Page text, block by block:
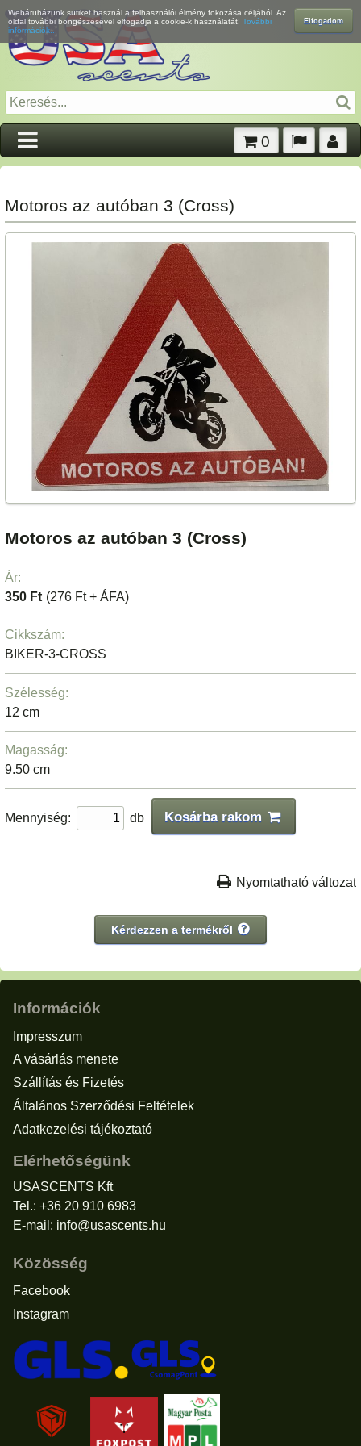
Elfogadom
Webáruházunk sütiket használ a felhasználói élmény fokozása céljából. Az
oldal további böngészésével elfogadja a cookie-k használatát! További
információk...
0
Motoros az autóban 3 (Cross)
Motoros az autóban 3 (Cross)
Ár:
350 Ft (276 Ft + ÁFA)
Cikkszám:
BIKER-3-CROSS
Szélesség:
12 cm
Magasság:
9.50 cm
Mennyiség: db Kosárba rakom
Nyomtatható változat
Kérdezzen a termékről
Információk
Impresszum
A vásárlás menete
Szállítás és Fizetés
Általános Szerződési Feltételek
Adatkezelési tájékoztató
Elérhetőségünk
USASCENTS Kft
Tel.: +36 20 910 6983
E-mail: info@usascents.hu
Közösség
Facebook
Instagram